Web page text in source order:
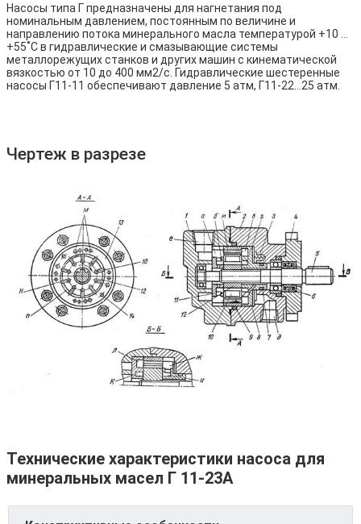
Насосы типа Г предназначены для нагнетания под
номинальным давлением, постоянным по величине и
направлению потока минерального масла температурой +10 …
+55˚С в гидравлические и смазывающие системы
металлорежущих станков и других машин с кинематической
вязкостью от 10 до 400 мм2/с. Гидравлические шестеренные
насосы Г11-11 обеспечивают давление 5 атм, Г11-22…25 атм.
Чертеж в разрезе
Технические характеристики насоса для
минеральных масел Г 11-23А